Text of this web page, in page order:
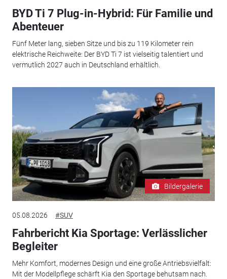
BYD Ti 7 Plug-in-Hybrid: Für Familie und
Abenteuer
Fünf Meter lang, sieben Sitze und bis zu 119 Kilometer rein
elektrische Reichweite: Der BYD Ti 7 ist vielseitig talentiert und
vermutlich 2027 auch in Deutschland erhältlich.
Bildergalerie
05.08.2026 #SUV
Fahrbericht Kia Sportage: Verlässlicher
Begleiter
Mehr Komfort, modernes Design und eine große Antriebsvielfalt:
Mit der Modellpflege schärft Kia den Sportage behutsam nach.